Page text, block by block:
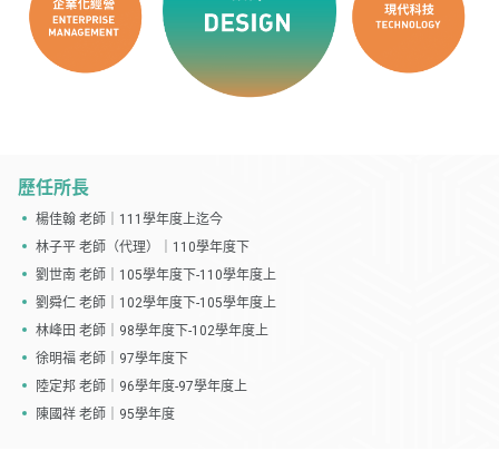
歷任所長
楊佳翰 老師｜111學年度上迄今
林子平 老師（代理）｜110學年度下
劉世南 老師｜105學年度下-110學年度上
劉舜仁 老師｜102學年度下-105學年度上
林峰田 老師｜98學年度下-102學年度上
徐明福 老師｜97學年度下
陸定邦 老師｜96學年度-97學年度上
陳國祥 老師｜95學年度